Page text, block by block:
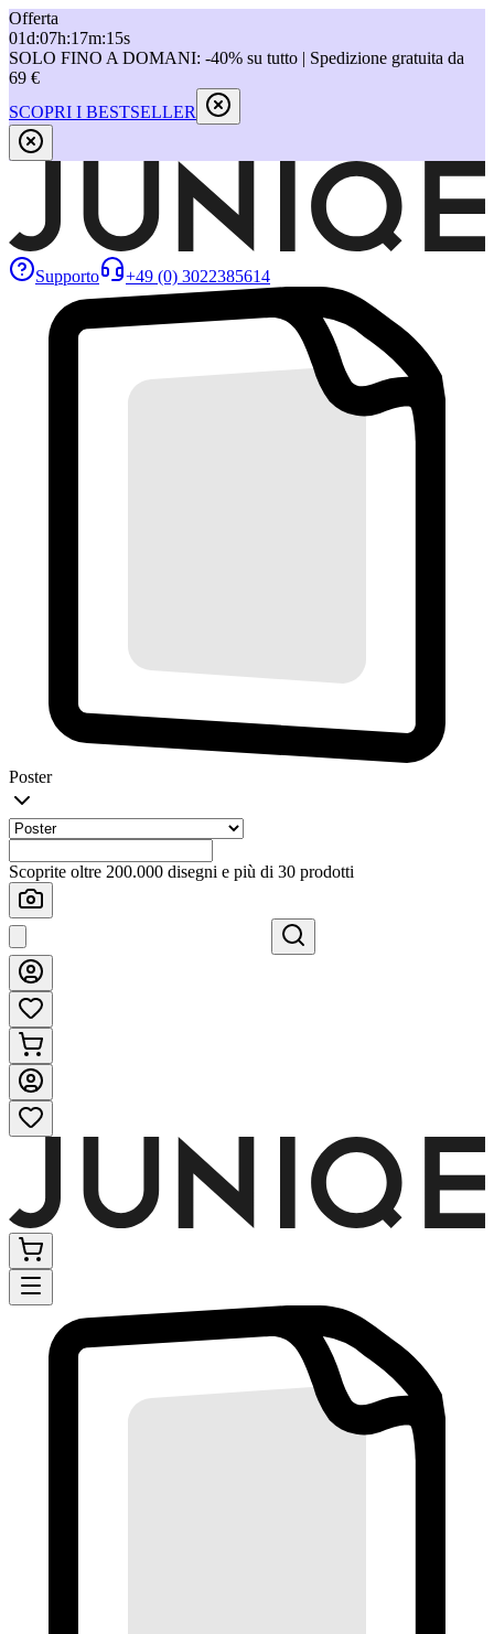
Offerta
01d:07h:17m:15s
SOLO FINO A DOMANI: -40% su tutto | Spedizione gratuita da
69 €
SCOPRI I BESTSELLER
Supporto +49 (0) 3022385614
Poster
Scoprite oltre 200.000 disegni e più di 30 prodotti